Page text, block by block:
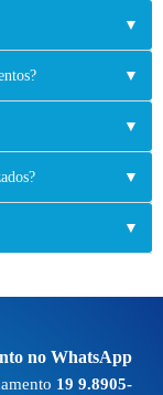
▼
▼
▼
▼
▼
no WhatsApp
19 9.8905-